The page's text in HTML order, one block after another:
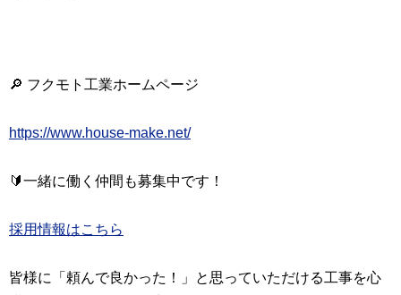
🔎 フクモト工業ホームページ
https://www.house-make.net/
🔰一緒に働く仲間も募集中です！
採用情報はこちら
皆様に「頼んで良かった！」と思っていただける工事を心